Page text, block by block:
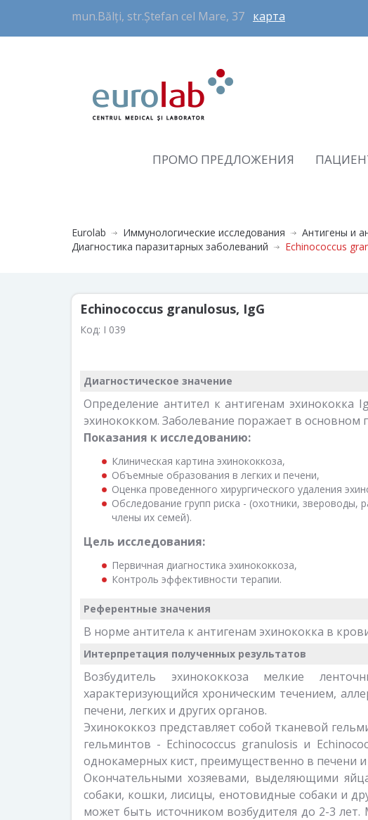
mun.Bălți, str.Ștefan cel Mare, 37 карта
ПРОМО ПРЕДЛОЖЕНИЯ
Eurolab Иммунологические исследования
Антигены и
Диагностика паразитарных заболеваний
Echinococcus
Echinococcus granulosus, IgG
Код: I 039
Диагностическое значение
Определение антител к антигенам эхинококка
эхинококком. Заболевание поражает в основном
Показания к исследованию:
Клиническая картина эхинококкоза,
Объемные образования в легких и печени,
Оценка проведенного хирургического удаления
Обследование групп риска - (охотники,
члены их семей).
Цель исследования:
Первичная диагностика эхинококкоза,
Контроль эффективности терапии.
Референтные значения
В норме антитела к антигенам эхинококка в
Интерпретация полученных результатов
Возбудитель эхинококкоза мелкие
характеризующийся хроническим течением,
печени, легких и других органов.
Эхинококкоз представляет собой тканевой
гельминтов - Echinococcus granulosis и
однокамерных кист, преимущественно в печени
Окончательными хозяевами, выделяющими
собаки, кошки, лисицы, енотовидные собаки и
может быть источником возбудителя до 2-3